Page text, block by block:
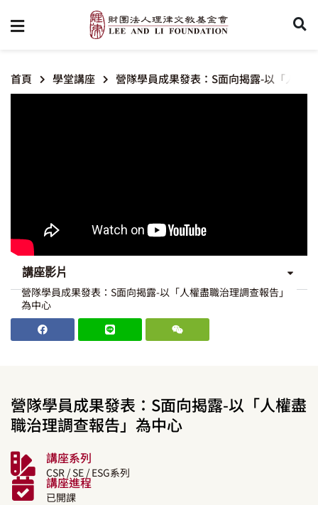
首頁 學堂講座 營隊學員成果發表：S面向揭露-以「人權
講座影片
營隊學員成果發表：S面向揭露-以「人權盡職治理調查報告」
為中心
營隊學員成果發表：S面向揭露-以「人權盡
職治理調查報告」為中心
講座系列
CSR / SE / ESG系列
講座進程
已開課